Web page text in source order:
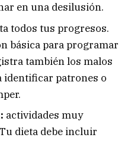
en una desilusión.
todos tus progresos.
básica para programar
también los malos
identificar patrones o
actividades muy
dieta debe incluir